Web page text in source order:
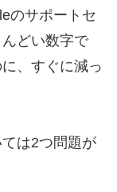
のサポートセ
どい数字で
、すぐに減っ
は2つ問題が